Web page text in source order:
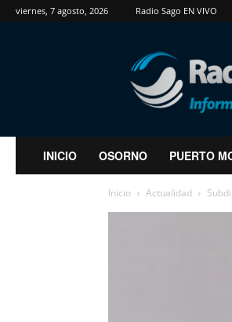
viernes, 7 agosto, 2026 Radio Sago EN VIVO
RadioSago
INICIO OSORNO PUERTO
Inicio Actualidad